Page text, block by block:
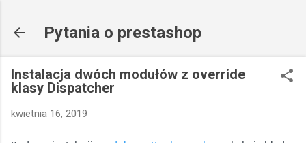
Pytania o prestashop
Instalacja dwóch modułów z override
klasy Dispatcher
kwietnia 16, 2019